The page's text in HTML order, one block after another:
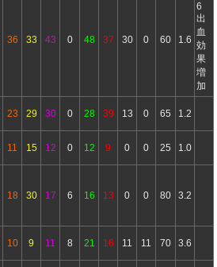
36 33 43 0 48 37 30 0 60 1.6
6
出
血
効
果
増
加
23 29 30 0 28 39 13 0 65 1.2
11 15 12 0 12 9 0 0 25 1.0
18 30 17 6 16 13 0 0 80 3.2
10 9 11 8 21 16 11 11 70 3.6